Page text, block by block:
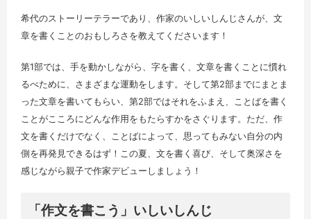
希代のストーリーテラーであり、作家のいしいしんじさんが、文
章を書くことのおもしろさを教えてくださいます！
第1部では、手を動かしながら、字を書く、文章を書くことに慣れ
るべために、さまざまな運動をします。そして第2部までにまとま
った文章を書いてもらい、第2部ではそれをふまえ、ことばを書く
ことがこころにどんな作用をもたらすかをさぐります。ただ、作
文を書くだけでなく、ことばによって、思ってもみない自分の内
側を再発見できるはず！この夏、文を書く喜び、そして奥深さを
感じながら親子で作家デビューしましょう！
「作文を書こう」いしいしんじ